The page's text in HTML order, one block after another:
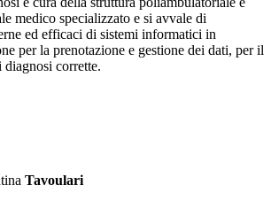
medico specializzato e si avvale di
ed efficaci di sistemi informatici in
per la prenotazione e gestione dei dati, per il
corrette.
Tavoulari